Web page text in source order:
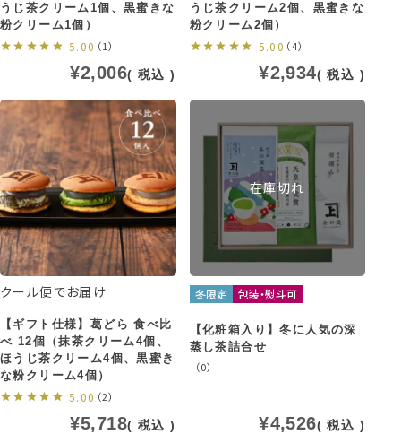
うじ茶クリーム1個、黒蜜きな
粉クリーム1個）
5.00 （1）
¥2,006 税込
うじ茶クリーム2個、黒蜜きな
粉クリーム2個）
5.00 （4）
¥2,934 税込
クール便でお届け
【ギフト仕様】葛どら 食べ比
べ 12個（抹茶クリーム4個、
ほうじ茶クリーム4個、黒蜜き
な粉クリーム4個）
5.00 （2）
¥5,718 税込
在庫切れ
冬限定 包装・熨斗可
【化粧箱入り】冬に人気の深
蒸し茶詰合せ
（0）
¥4,526 税込